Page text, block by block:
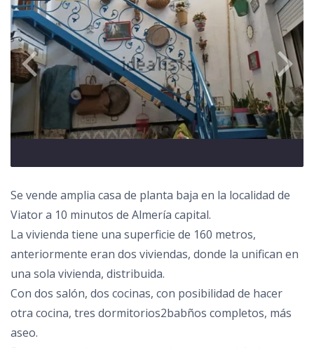
Se vende amplia casa de planta baja en la localidad de
Viator a 10 minutos de Almería capital.
La vivienda tiene una superficie de 160 metros,
anteriormente eran dos viviendas, donde la unifican en
una sola vivienda, distribuida.
Con dos salón, dos cocinas, con posibilidad de hacer
otra cocina, tres dormitorios2babños completos, más
aseo.